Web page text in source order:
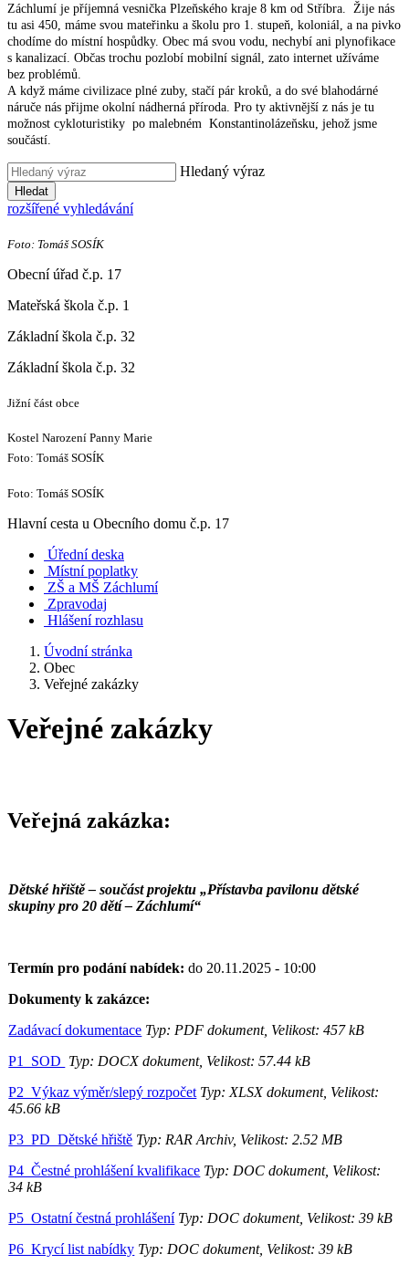
Záchlumí je příjemná vesnička Plzeňského kraje 8 km od Stříbra. Žije nás
tu asi 450, máme svou mateřinku a školu pro 1. stupeň, koloniál, a na pivko
chodíme do místní hospůdky. Obec má svou vodu, nechybí ani plynofikace
s kanalizací. Občas trochu pozlobí mobilní signál, zato internet užíváme
bez problémů.
A když máme civilizace plné zuby, stačí pár kroků, a do své blahodárné
náruče nás přijme okolní nádherná příroda. Pro ty aktivnější z nás je tu
možnost cykloturistiky po malebném Konstantinolázeňsku, jehož jsme
součástí.
Hledaný výraz
Hledat
rozšířené vyhledávání
Foto: Tomáš SOSÍK
Obecní úřad č.p. 17
Mateřská škola č.p. 1
Základní škola č.p. 32
Základní škola č.p. 32
Jižní část obce
Kostel Narození Panny Marie
Foto: Tomáš SOSÍK
Foto: Tomáš SOSÍK
Hlavní cesta u Obecního domu č.p. 17
Úřední deska
Místní poplatky
ZŠ a MŠ Záchlumí
Zpravodaj
Hlášení rozhlasu
Úvodní stránka
Obec
Veřejné zakázky
Veřejné zakázky
Veřejná zakázka:
Dětské hřiště – součást projektu „Přístavba pavilonu dětské
skupiny pro 20 dětí – Záchlumí“
Termín pro podání nabídek:do 20.11.2025 - 10:00
Dokumenty k zakázce:
Zadávací dokumentace Typ: PDF dokument, Velikost: 457 kB
P1_SOD Typ: DOCX dokument, Velikost: 57.44 kB
P2_Výkaz výměr/slepý rozpočetTyp: XLSX dokument, Velikost:
45.66 kB
P3_PD_Dětské hřiště Typ: RAR Archiv, Velikost: 2.52 MB
P4_Čestné prohlášení kvalifikace Typ: DOC dokument, Velikost:
34 kB
P5_Ostatní čestná prohlášeníTyp: DOC dokument, Velikost: 39 kB
P6_Krycí list nabídky Typ: DOC dokument, Velikost: 39 kB